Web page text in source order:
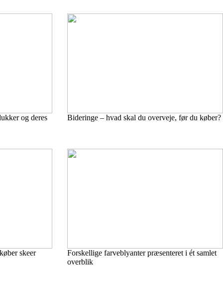
og deres Bideringe – hvad skal du overveje, før du køber?
skeer
Forskellige farveblyanter præsenteret i ét samlet
overblik